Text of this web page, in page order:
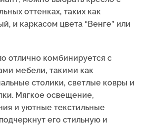
оттенках, таких как
и каркасом цвета “Венге” или
отлично комбинируется с
мебели, такими как
столики, светлые ковры и
Мягкое освещение,
и уютные текстильные
его стильную и